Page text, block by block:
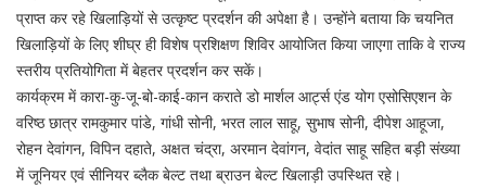
प्राप्त कर रहे खिलाड़ियों से उत्कृष्ट प्रदर्शन की अपेक्षा है। उन्होंने बताया कि चयनित
खिलाड़ियों के लिए शीघ्र ही विशेष प्रशिक्षण शिविर आयोजित किया जाएगा ताकि वे राज्य
स्तरीय प्रतियोगिता में बेहतर प्रदर्शन कर सकें।
कार्यक्रम में कारा-कु-जू-बो-काई-कान कराते डो मार्शल आर्ट्स एंड योग एसोसिएशन के
वरिष्ठ छात्र रामकुमार पांडे, गांधी सोनी, भरत लाल साहू, सुभाष सोनी, दीपेश आहूजा,
रोहन देवांगन, विपिन दहाते, अक्षत चंद्रा, अरमान देवांगन, वेदांत साहू सहित बड़ी संख्या
में जूनियर एवं सीनियर ब्लैक बेल्ट तथा ब्राउन बेल्ट खिलाड़ी उपस्थित रहे।